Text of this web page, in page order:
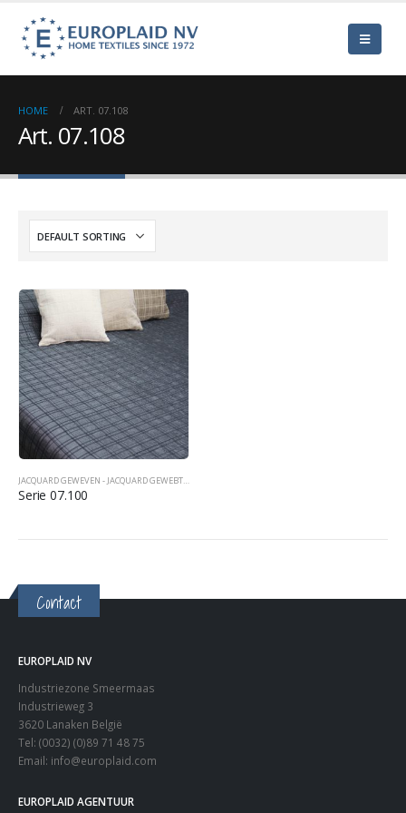
HOME ART. 07.108
Art. 07.108
JACQUARD GEWEVEN - JACQUARD GEWEBT - JACQUARD WOVEN
Serie 07.100
Contact
EUROPLAID NV
Industriezone Smeermaas
Industrieweg 3
3620 Lanaken België
Tel: (0032) (0)89 71 48 75
Email: info@europlaid.com
EUROPLAID AGENTUUR